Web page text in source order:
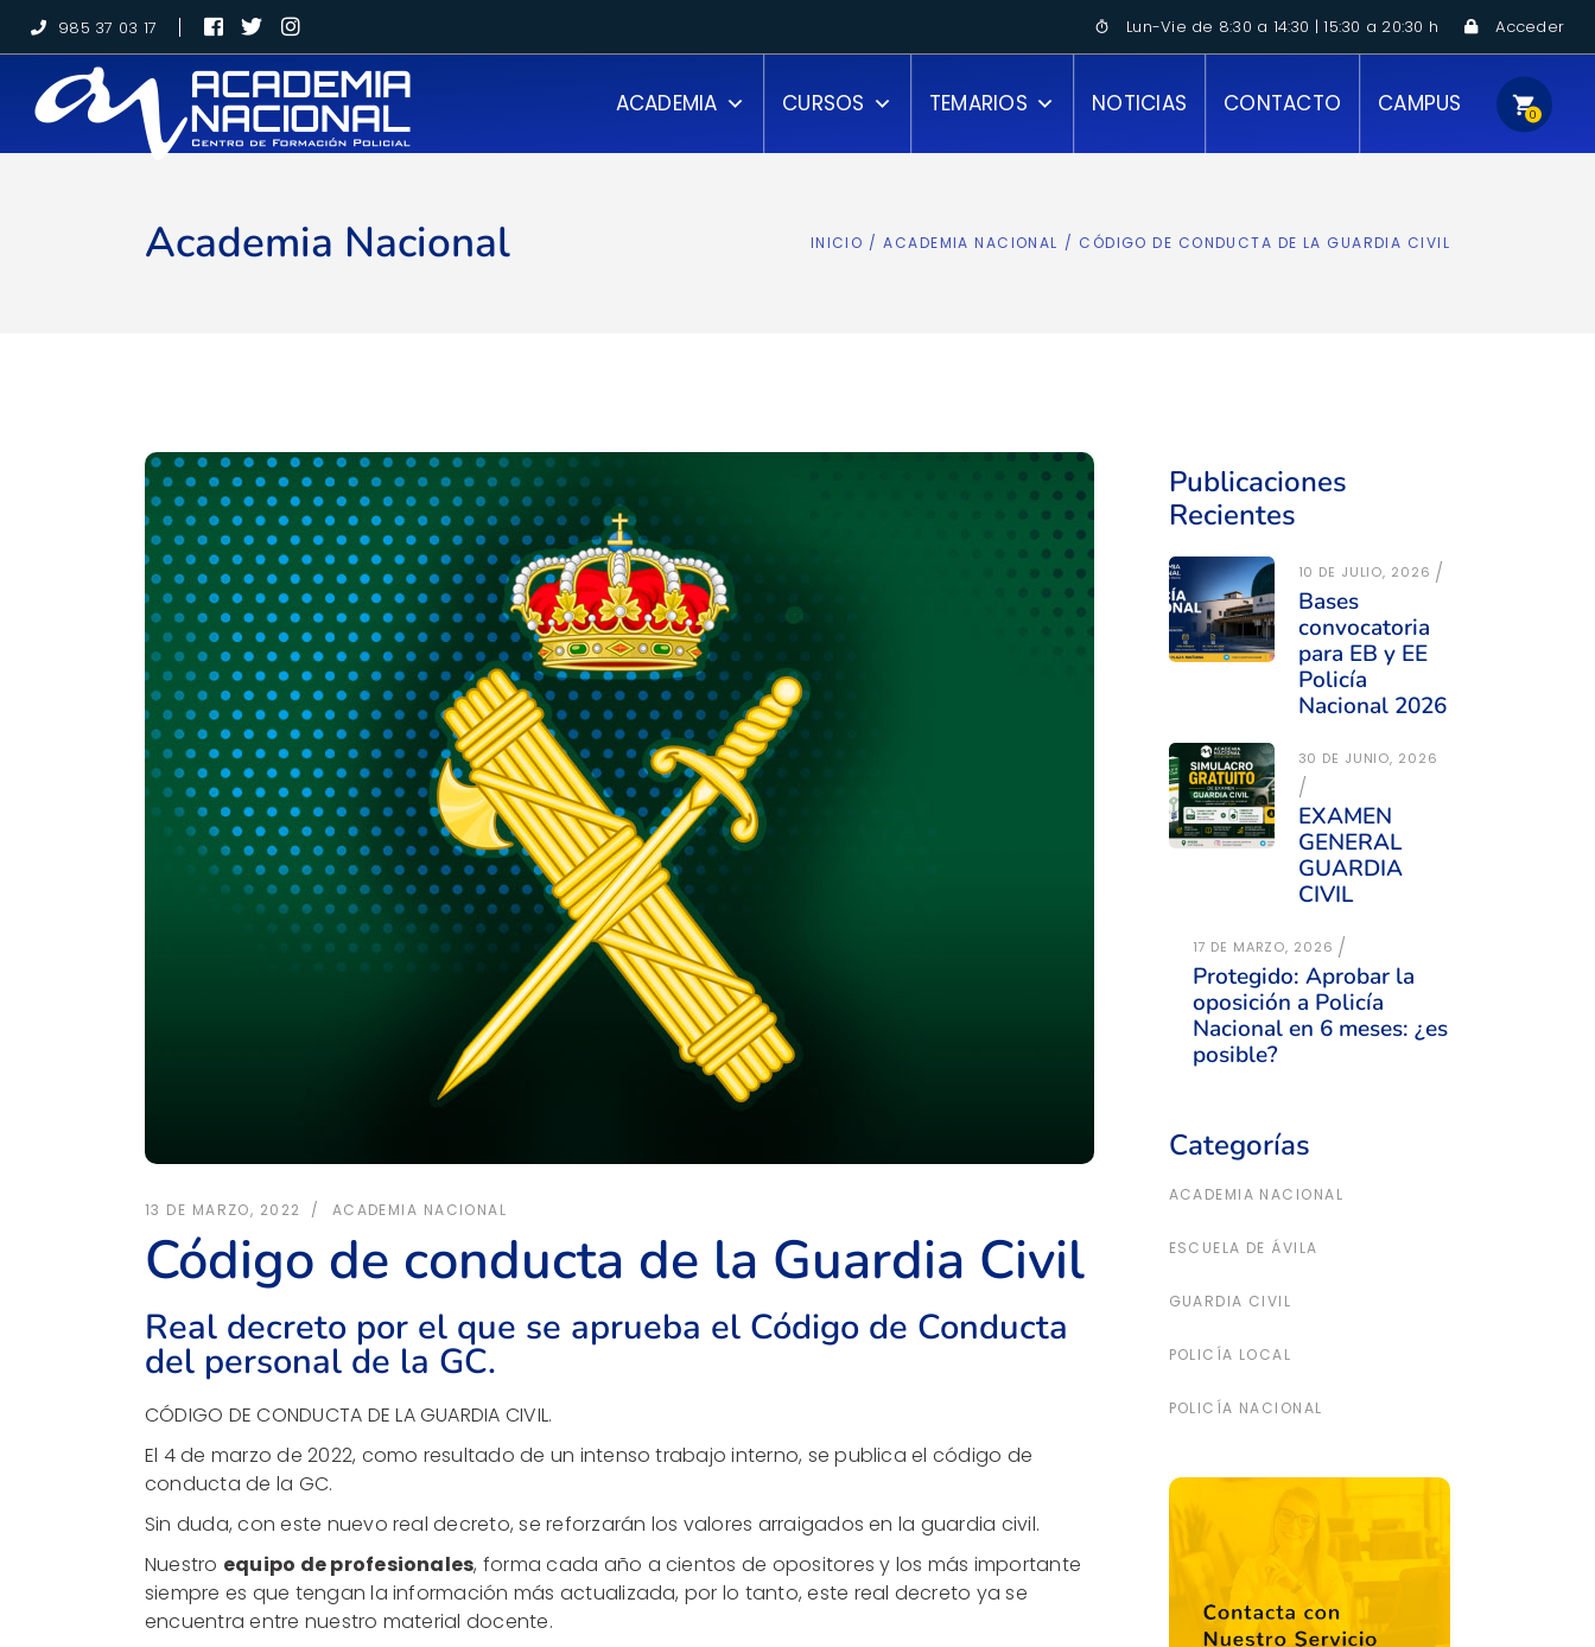
985 37 03 17 timer Lun-Vie de 8:30 a 14:30 | 15:30 a 20:30 h Acceder
ACADEMIA CURSOS TEMARIOS NOTICIAS CONTACTO CAMPUS shopping_cart
0
Academia Nacional INICIO /ACADEMIA NACIONAL / CÓDIGO DE CONDUCTA DE LA GUARDIA CIVIL
13 DE MARZO, 2022 ACADEMIA NACIONAL
Código de conducta de la Guardia Civil
Real decreto por el que se aprueba el Código de Conducta
del personal de la GC.
CÓDIGO DE CONDUCTA DE LA GUARDIA CIVIL.
El 4 de marzo de 2022, como resultado de un intenso trabajo interno, se publica el código de
conducta de la GC.
Sin duda, con este nuevo real decreto, se reforzarán los valores arraigados en la guardia civil.
Nuestro equipo de profesionales, forma cada año a cientos de opositores y los más importante
siempre es que tengan la información más actualizada, por lo tanto, este real decreto ya se
encuentra entre nuestro material docente.
Publicaciones
Recientes
10 DE JULIO, 2026
Bases
convocatoria
para EB y EE
Policía
Nacional 2026
30 DE JUNIO, 2026
EXAMEN
GENERAL
GUARDIA
CIVIL
17 DE MARZO, 2026
Protegido: Aprobar la
oposición a Policía
Nacional en 6 meses: ¿es
posible?
Categorías
ACADEMIA NACIONAL
ESCUELA DE ÁVILA
GUARDIA CIVIL
POLICÍA LOCAL
POLICÍA NACIONAL